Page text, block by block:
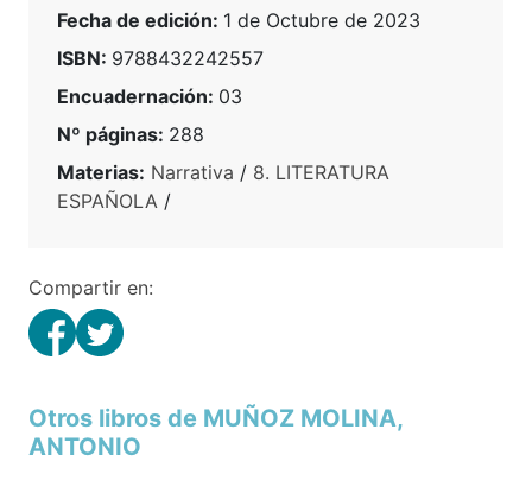
Fecha de edición: 1 de Octubre de 2023
ISBN: 9788432242557
Encuadernación: 03
Nº páginas: 288
Materias: Narrativa / 8. LITERATURA
ESPAÑOLA /
Compartir en:
Otros libros de MUÑOZ MOLINA,
ANTONIO